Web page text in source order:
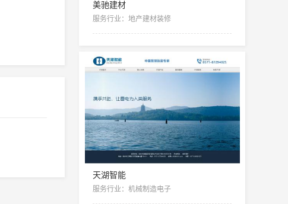
美驰建材
服务行业：地产建材装修
天湖智能
服务行业：机械制造电子